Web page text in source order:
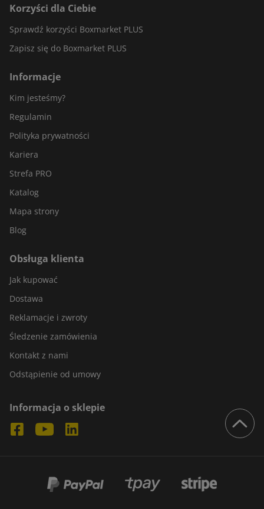
Korzyści dla Ciebie
Sprawdź korzyści Boxmarket PLUS
Zapisz się do Boxmarket PLUS
Informacje
Kim jesteśmy?
Regulamin
Polityka prywatności
Kariera
Strefa PRO
Katalog
Mapa strony
Blog
Obsługa klienta
Jak kupować
Dostawa
Reklamacje i zwroty
Śledzenie zamówienia
Kontakt z nami
Odstąpienie od umowy
Informacja o sklepie